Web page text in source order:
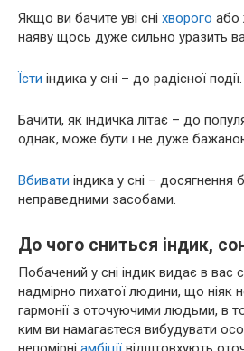
Якщо ви бачите уві сні хворого або
наяву щось дуже сильно уразить
Їсти індика у сні – до радісної події.
Бачити, як індичка літає – до
однак, може бути і не дуже
Вбивати індика у сні – досягнення
неправедними засобами.
До чого сниться індик,
Побачений у сні індик видає в вас
надмірно пихатої людини, що ніяк
гармонії з оточуючими людьми, в
ким ви намагаєтеся вибудувати